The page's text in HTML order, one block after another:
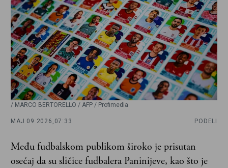
/ MARCO BERTORELLO / AFP / Profimedia
MAJ 09 2026, 07:33 PODELI
Među fudbalskom publikom široko je prisutan
osećaj da su sličice fudbalera Paninijeve, kao što je